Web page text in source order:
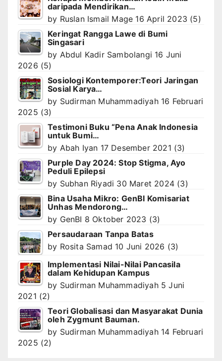
daripada Mendirikan…
by Ruslan Ismail Mage 16 April 2023 (5)
Keringat Rangga Lawe di Bumi
Singasari
by Abdul Kadir Sambolangi 16 Juni
2026 (5)
Sosiologi Kontemporer:Teori Jaringan
Sosial Karya…
by Sudirman Muhammadiyah 16 Februari
2025 (3)
Testimoni Buku “Pena Anak Indonesia
untuk Bumi…
by Abah Iyan 17 Desember 2021 (3)
Purple Day 2024: Stop Stigma, Ayo
Peduli Epilepsi
by Subhan Riyadi 30 Maret 2024 (3)
Bina Usaha Mikro: GenBI Komisariat
Unhas Mendorong…
by GenBI 8 Oktober 2023 (3)
Persaudaraan Tanpa Batas
by Rosita Samad 10 Juni 2026 (3)
Implementasi Nilai-Nilai Pancasila
dalam Kehidupan Kampus
by Sudirman Muhammadiyah 5 Juni
2021 (2)
Teori Globalisasi dan Masyarakat Dunia
oleh Zygmunt Bauman.
by Sudirman Muhammadiyah 14 Februari
2025 (2)